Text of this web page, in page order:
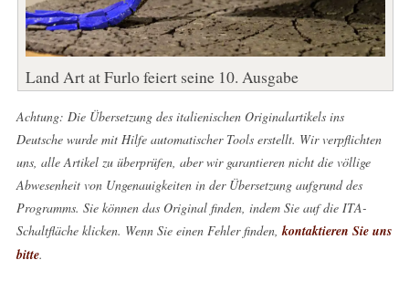
Land Art at Furlo feiert seine 10. Ausgabe
Achtung: Die Übersetzung des italienischen Originalartikels ins
Deutsche wurde mit Hilfe automatischer Tools erstellt. Wir verpflichten
uns, alle Artikel zu überprüfen, aber wir garantieren nicht die völlige
Abwesenheit von Ungenauigkeiten in der Übersetzung aufgrund des
Programms. Sie können das Original finden, indem Sie auf die ITA-
Schaltfläche klicken. Wenn Sie einen Fehler finden, kontaktieren Sie uns
bitte.